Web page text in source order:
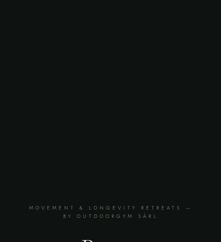
MOVEMENT & LONGEVITY RETREATS —
BY OUTDOORGYM SÀRL